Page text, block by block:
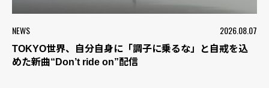
NEWS 2026.08.07
TOKYO世界、自分自身に「調子に乗るな」と自戒を込
めた新曲“Don’t ride on”配信